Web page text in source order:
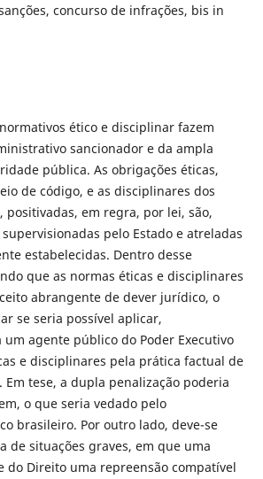
concurso de infrações, bis in
ético e disciplinar fazem
sancionador e da ampla
pública. As obrigações éticas,
de código, e as disciplinares dos
positivadas, em regra, por lei, são,
pelo Estado e atreladas
estabelecidas. Dentro desse
que as normas éticas e disciplinares
abrangente de dever jurídico, o
se seria possível aplicar,
agente público do Poder Executivo
e disciplinares pela prática factual de
tese, a dupla penalização poderia
o que seria vedado pelo
brasileiro. Por outro lado, deve-se
de situações graves, em que uma
do Direito uma repreensão compatível